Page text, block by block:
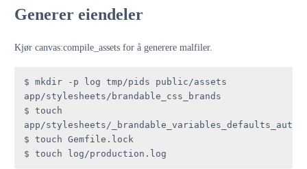
Generer eiendeler
Kjør canvas:compile_assets for å generere malfiler.
$ mkdir -p log tmp/pids public/assets
app/stylesheets/brandable_css_brands
$ touch
app/stylesheets/
$ touch Gemfile.lock
$ touch log/production.log